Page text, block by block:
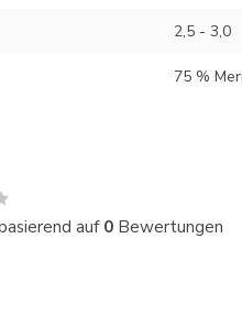
2,5 - 3,0
75 %
auf0 Bewertungen